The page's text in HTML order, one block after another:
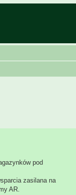
pod
zasilana na
AR.